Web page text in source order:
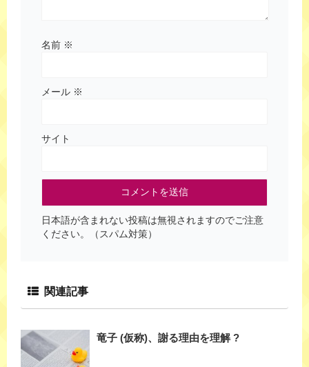
名前 ※
メール ※
サイト
日本語が含まれない投稿は無視されますのでご注意
ください。（スパム対策）
関連記事
竜子 (仮称)、謝る理由を理解 ?